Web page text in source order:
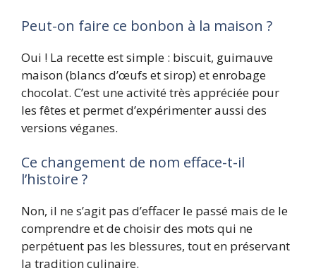
Peut-on faire ce bonbon à la maison ?
Oui ! La recette est simple : biscuit, guimauve
maison (blancs d’œufs et sirop) et enrobage
chocolat. C’est une activité très appréciée pour
les fêtes et permet d’expérimenter aussi des
versions véganes.
Ce changement de nom efface-t-il
l’histoire ?
Non, il ne s’agit pas d’effacer le passé mais de le
comprendre et de choisir des mots qui ne
perpétuent pas les blessures, tout en préservant
la tradition culinaire.